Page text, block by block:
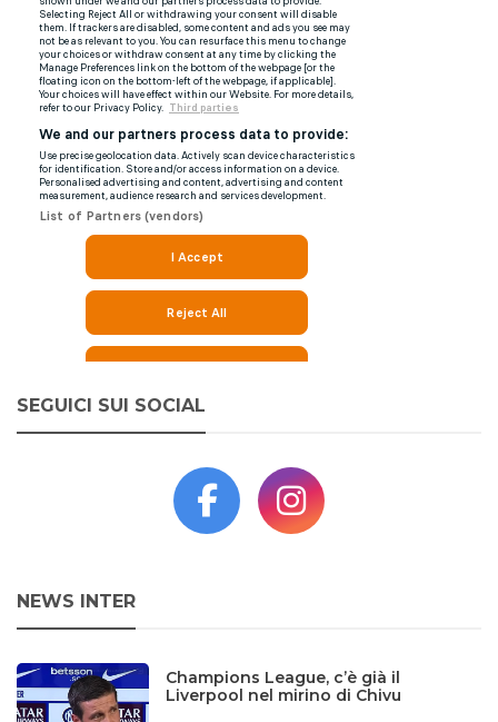
SEGUICI SUI SOCIAL
NEWS INTER
Champions League, c’è già il
Liverpool nel mirino di Chivu